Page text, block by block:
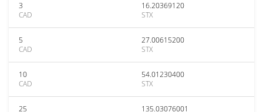
3
CAD
16.20369120
STX
5
CAD
27.00615200
STX
10
CAD
54.01230400
STX
25
135.03076001